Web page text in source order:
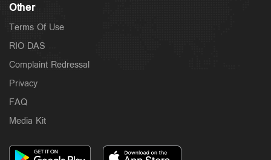
Other
Terms Of Use
RIO DAS
Complaint Redressal
Privacy
FAQ
Media Kit